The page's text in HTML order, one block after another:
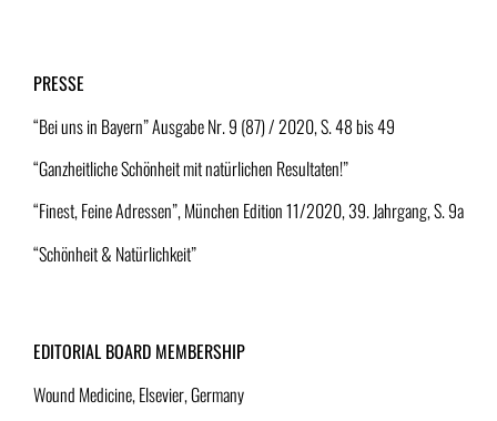
PRESSE
“Bei uns in Bayern” Ausgabe Nr. 9 (87) / 2020, S. 48 bis 49
“Ganzheitliche Schönheit mit natürlichen Resultaten!”
“Finest, Feine Adressen”, München Edition 11/2020, 39. Jahrgang, S. 9a
“Schönheit & Natürlichkeit”
EDITORIAL BOARD MEMBERSHIP
Wound Medicine, Elsevier, Germany